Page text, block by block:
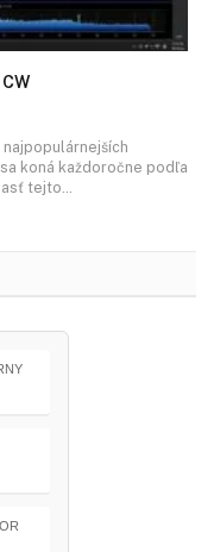
najpopulárnejších
koná každoročne podľa
tejto…